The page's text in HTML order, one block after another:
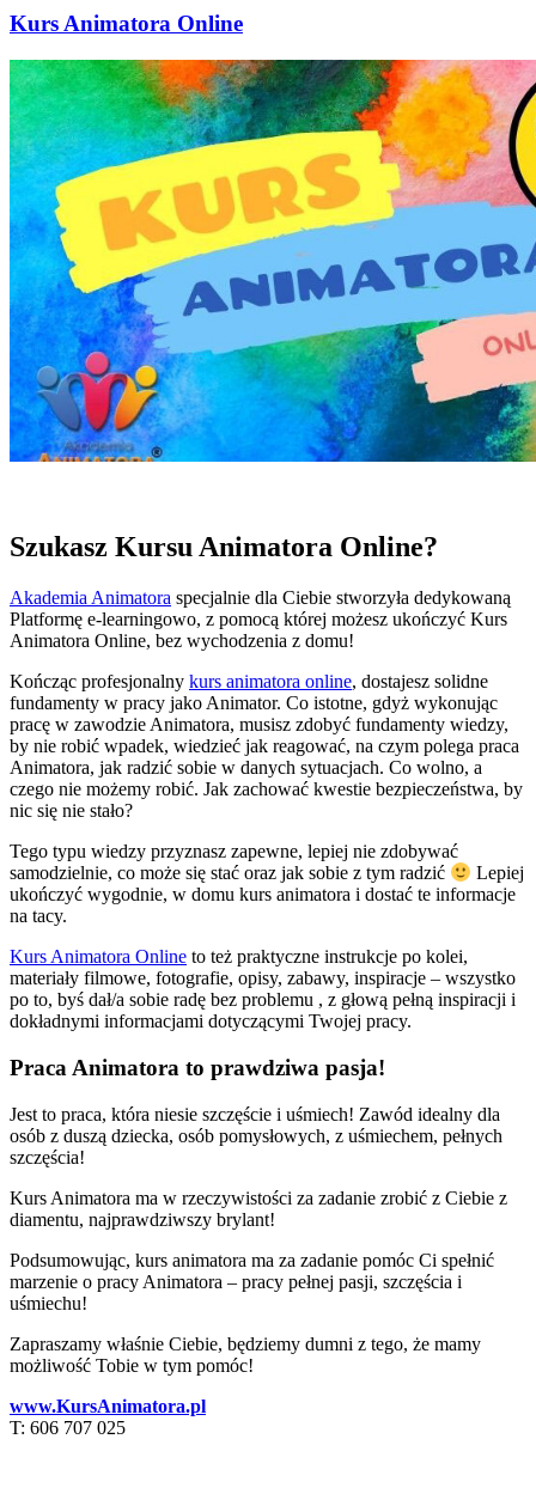
Kurs Animatora Online
Szukasz Kursu Animatora Online?
Akademia Animatora specjalnie dla Ciebie stworzyła dedykowaną
Platformę e-learningowo, z pomocą której możesz ukończyć Kurs
Animatora Online, bez wychodzenia z domu!
Kończąc profesjonalny kurs animatora online, dostajesz solidne
fundamenty w pracy jako Animator. Co istotne, gdyż wykonując
pracę w zawodzie Animatora, musisz zdobyć fundamenty wiedzy,
by nie robić wpadek, wiedzieć jak reagować, na czym polega praca
Animatora, jak radzić sobie w danych sytuacjach. Co wolno, a
czego nie możemy robić. Jak zachować kwestie bezpieczeństwa, by
nic się nie stało?
Tego typu wiedzy przyznasz zapewne, lepiej nie zdobywać
samodzielnie, co może się stać oraz jak sobie z tym radzić
Lepiej
ukończyć wygodnie, w domu kurs animatora i dostać te informacje
na tacy.
Kurs Animatora Online to też praktyczne instrukcje po kolei,
materiały filmowe, fotografie, opisy, zabawy, inspiracje – wszystko
po to, byś dał/a sobie radę bez problemu , z głową pełną inspiracji i
dokładnymi informacjami dotyczącymi Twojej pracy.
Praca Animatora to prawdziwa pasja!
Jest to praca, która niesie szczęście i uśmiech! Zawód idealny dla
osób z duszą dziecka, osób pomysłowych, z uśmiechem, pełnych
szczęścia!
Kurs Animatora ma w rzeczywistości za zadanie zrobić z Ciebie z
diamentu, najprawdziwszy brylant!
Podsumowując, kurs animatora ma za zadanie pomóc Ci spełnić
marzenie o pracy Animatora – pracy pełnej pasji, szczęścia i
uśmiechu!
Zapraszamy właśnie Ciebie, będziemy dumni z tego, że mamy
możliwość Tobie w tym pomóc!
www.KursAnimatora.pl
T: 606 707 025